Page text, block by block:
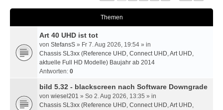
Themen
Art 40 UHD ist tot
von StefansS » Fr 7. Aug 2026, 19:54 » in
Chassis SL3xx (Reference UHD, Connect UHD, Art UHD,
aktuelle Full HD Modelle) Baujahr ab 2014
Antworten: 0
bild 5.32 - blackscreen nach Software Downgrade
von wiesel201 » So 2. Aug 2026, 13:35 » in
Chassis SL3xx (Reference UHD, Connect UHD, Art UHD,